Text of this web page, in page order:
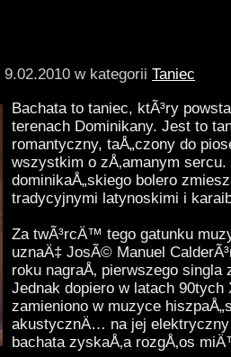
w kategorii Taniec
Bachata to taniec, ktÃ³ry
terenach Dominikany. Jest to
romantyczny, taÅ„czony do
wszystkim o zÅ‚amanym
dominikaÅ„skiego bolero
tradycyjnymi latynoskimi i
Za twÃ³rcÄ™ tego gatunku
uznaÄ‡ JosÃ© Manuel
roku nagraÅ‚ pierwszego
Jednak dopiero w latach 90tych
zamieniono w muzyce
akustycznÄ… na jej elektryczny
bachata zyskaÅ‚a rozgÅ‚os